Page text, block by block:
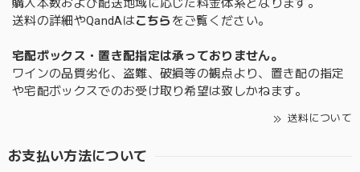
購入本数および配送地域に応じた料金体系となります。
送料の詳細やQandAはこちら をご覧ください。
宅配ボックス・置き配指定は承っておりません。
ワインの品質劣化、盗難、破損等の観点より、置き配の指定
や宅配ボックスでのお受け取り希望は致しかねます。
送料について
お支払い方法について